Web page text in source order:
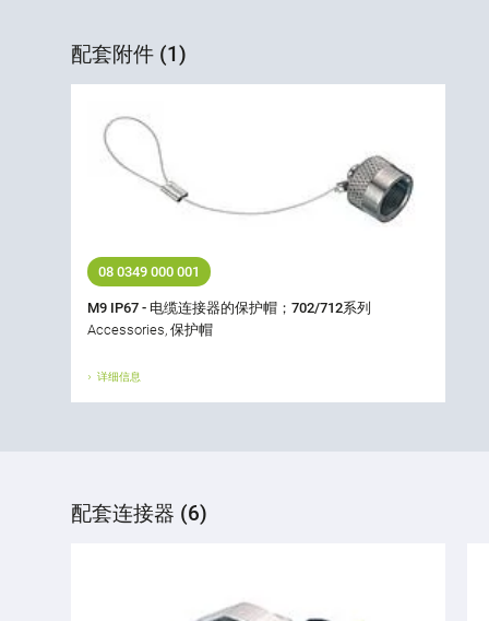
配套附件 (1)
08 0349 000 001
M9 IP67 - 电缆连接器的保护帽；702/712系列
Accessories, 保护帽
详细信息
配套连接器 (6)